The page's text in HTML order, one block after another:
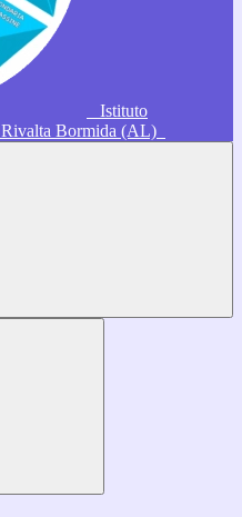
Istituto
Rivalta Bormida (AL)